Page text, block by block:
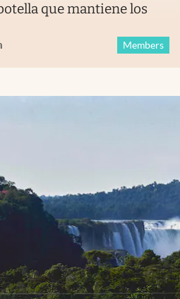
que mantiene los
Members